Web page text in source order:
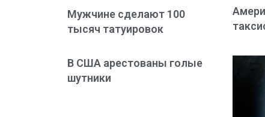
Мужчине сделают 100
тысяч татуировок
В США арестованы голые
шутники